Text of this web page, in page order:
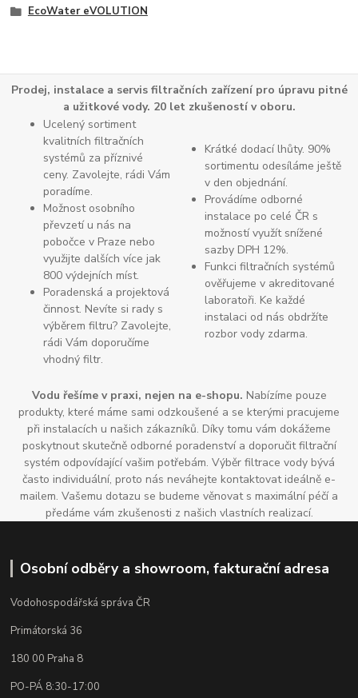
EcoWater eVOLUTION
Prodej, instalace a servis filtračních zařízení pro úpravu pitné
a užitkové vody. 20 let zkušeností v oboru.
Ucelený sortiment
kvalitních filtračních
systémů za příznivé
ceny. Zavolejte, rádi Vám
poradíme.
Možnost osobního
převzetí u nás na
pobočce v Praze nebo
využijte dalších více jak
800 výdejních míst.
Poradenská a projektová
činnost. Nevíte si rady s
výběrem filtru? Zavolejte,
rádi Vám doporučíme
vhodný filtr.
Krátké dodací lhůty. 90%
sortimentu odesíláme ještě
v den objednání.
Provádíme odborné
instalace po celé ČR s
možností využít snížené
sazby DPH 12%.
Funkci filtračních systémů
ověřujeme v akreditované
laboratoři. Ke každé
instalaci od nás obdržíte
rozbor vody zdarma.
Vodu řešíme v praxi, nejen na e-shopu. Nabízíme pouze
produkty, které máme sami odzkoušené a se kterými pracujeme
při instalacích u našich zákazníků. Díky tomu vám dokážeme
poskytnout skutečně odborné poradenství a doporučit filtrační
systém odpovídající vašim potřebám. Výběr filtrace vody bývá
často individuální, proto nás neváhejte kontaktovat ideálně e-
mailem. Vašemu dotazu se budeme věnovat s maximální péčí a
předáme vám zkušenosti z našich vlastních realizací.
Osobní odběry a showroom, fakturační adresa
Vodohospodářská správa ČR
Primátorská 36
180 00 Praha 8
PO-PÁ 8:30-17:00